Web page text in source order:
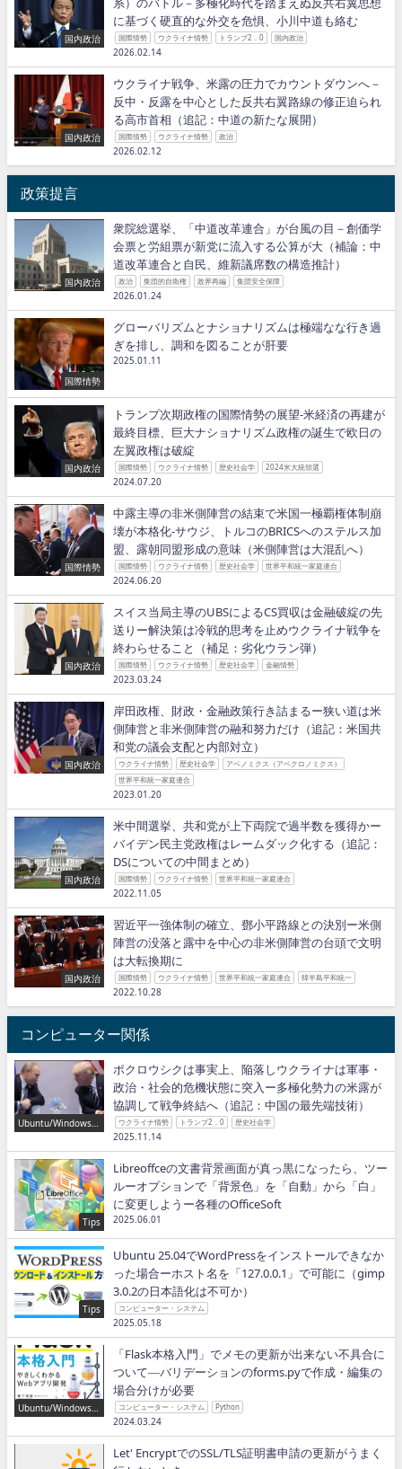
国内政治
に基づく硬直的な外交を危惧、小川中道も絡む
国際情勢 ウクライナ情勢 トランプ2．0 国内政治
2026.02.14
国内政治
ウクライナ戦争、米露の圧力でカウントダウンへ－
反中・反露を中心とした反共右翼路線の修正迫られ
る高市首相（追記：中道の新たな展開）
国際情勢 ウクライナ情勢 政治
2026.02.12
政策提言
国内政治
衆院総選挙、「中道改革連合」が台風の目－創価学
会票と労組票が新党に流入する公算が大（補論：中
道改革連合と自民、維新議席数の構造推計）
政治 集団的自衛権 政界再編 集団安全保障
2026.01.24
国際情勢
グローバリズムとナショナリズムは極端なな行き過
ぎを排し、調和を図ることが肝要
2025.01.11
国内政治
トランプ次期政権の国際情勢の展望−米経済の再建が
最終目標、巨大ナショナリズム政権の誕生で欧日の
左翼政権は破綻
国際情勢 ウクライナ情勢 歴史社会学 2024米大統領選
2024.07.20
国際情勢
中露主導の非米側陣営の結束で米国一極覇権体制崩
壊が本格化−サウジ、トルコのBRICSへのステルス加
盟、露朝同盟形成の意味（米側陣営は大混乱へ）
国際情勢 ウクライナ情勢 歴史社会学 世界平和統一家庭連合
2024.06.20
国内政治
スイス当局主導のUBSによるCS買収は金融破綻の先
送りー解決策は冷戦的思考を止めウクライナ戦争を
終わらせること（補足：劣化ウラン弾）
国際情勢 ウクライナ情勢 歴史社会学 金融情勢
2023.03.24
国内政治
岸田政権、財政・金融政策行き詰まるー狭い道は米
側陣営と非米側陣営の融和努力だけ（追記：米国共
和党の議会支配と内部対立）
ウクライナ情勢 歴史社会学
アベノミクス（アベクロノミクス）
世界平和統一家庭連合
2023.01.20
国内政治
米中間選挙、共和党が上下両院で過半数を獲得かー
バイデン民主党政権はレームダック化する（追記：
DSについての中間まとめ）
国際情勢 ウクライナ情勢 世界平和統一家庭連合
2022.11.05
国内政治
習近平一強体制の確立、鄧小平路線との決別ー米側
陣営の没落と露中を中心の非米側陣営の台頭で文明
は大転換期に
国際情勢 ウクライナ情勢 世界平和統一家庭連合 韓半島平和統一
2022.10.28
コンピューター関係
Ubuntu/Windows/P
ポクロウシクは事実上、陥落しウクライナは軍事・
政治・社会的危機状態に突入ー多極化勢力の米露が
協調して戦争終結へ（追記：中国の最先端技術）
ウクライナ情勢 トランプ2．0 歴史社会学
2025.11.14
Tips
Libreoffceの文書背景画面が真っ黒になったら、ツー
ルーオプションで「背景色」を「自動」から「白」
に変更しようー各種のOfficeSoft
2025.06.01
Tips
Ubuntu 25.04でWordPressをインストールできなか
った場合ーホスト名を「127.0.0.1」で可能に（gimp
3.0.2の日本語化は不可か）
コンピューター・システム
2025.05.18
Ubuntu/Windows/P
「Flask本格入門」でメモの更新が出来ない不具合に
ついて―バリデーションのforms.pyで作成・編集の
場合分けが必要
コンピューター・システム Python
2024.03.24
Let' EncryptでのSSL/TLS証明書申請の更新がうまく